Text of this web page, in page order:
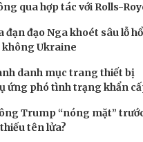
qua hợp tác với Rolls-
đạn đạo Nga khoét sâu lỗ
Ukraine
danh mục trang thiết bị
ứng phó tình trạng khẩn
Trump “nóng mặt”
tên lửa?